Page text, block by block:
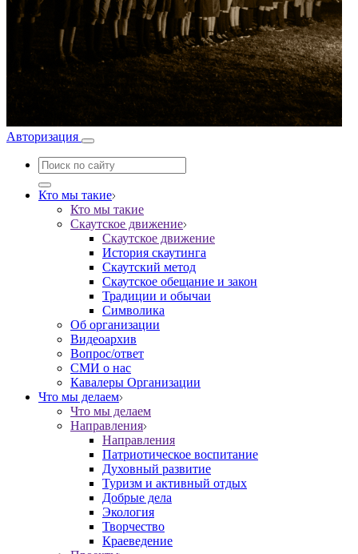
Авторизация
Кто мы такие
Кто мы такие
Скаутское движение
Скаутское движение
История скаутинга
Скаутский метод
Скаутское обещание и закон
Традиции и обычаи
Символика
Об организации
Видеоархив
Вопрос/ответ
СМИ о нас
Кавалеры Организации
Что мы делаем
Что мы делаем
Направления
Направления
Патриотическое воспитание
Духовный развитие
Туризм и активный отдых
Добрые дела
Экология
Творчество
Краеведение